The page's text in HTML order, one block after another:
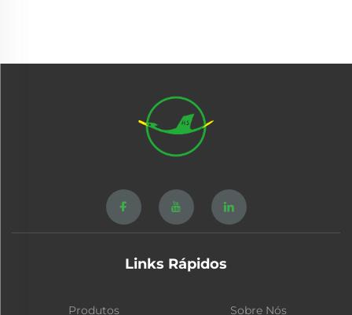
Links Rápidos
Produtos Sobre Nós